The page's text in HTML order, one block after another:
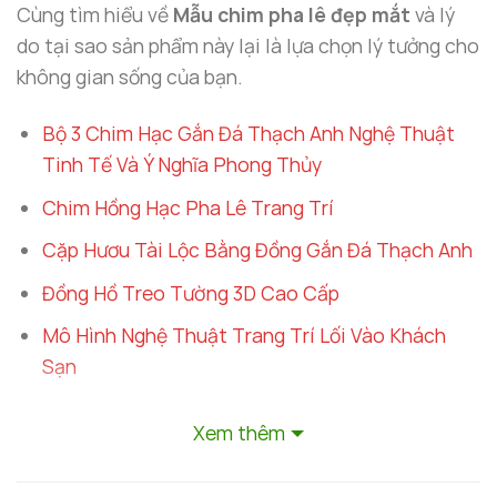
Cùng tìm hiểu về Mẫu chim pha lê đẹp mắt và lý
do tại sao sản phẩm này lại là lựa chọn lý tưởng cho
không gian sống của bạn.
Bộ 3 Chim Hạc Gắn Đá Thạch Anh Nghệ Thuật
Tinh Tế Và Ý Nghĩa Phong Thủy
Chim Hồng Hạc Pha Lê Trang Trí
Cặp Hươu Tài Lộc Bằng Đồng Gắn Đá Thạch Anh
Đồng Hồ Treo Tường 3D Cao Cấp
Mô Hình Nghệ Thuật Trang Trí Lối Vào Khách
Sạn
Xem thêm